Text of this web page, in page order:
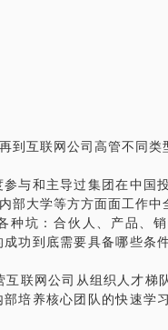
义。亚隆提出了一个很
力，如果一个人虽然死
IP打造和持续产品能力上
使用在职业规划中的方
VUCA时代，用更接地
的核心能力。
于每个人的幸福法则，把
留下深刻的第一印象，
社会实践进行产品思维
到互联网公司高管不同类
与和主导过集团在中国
部大学等方方面面工作中
种坑：合伙人、产品、
功到底需要具备哪些条
联网公司从组织人才梯
培养核心团队的快速学